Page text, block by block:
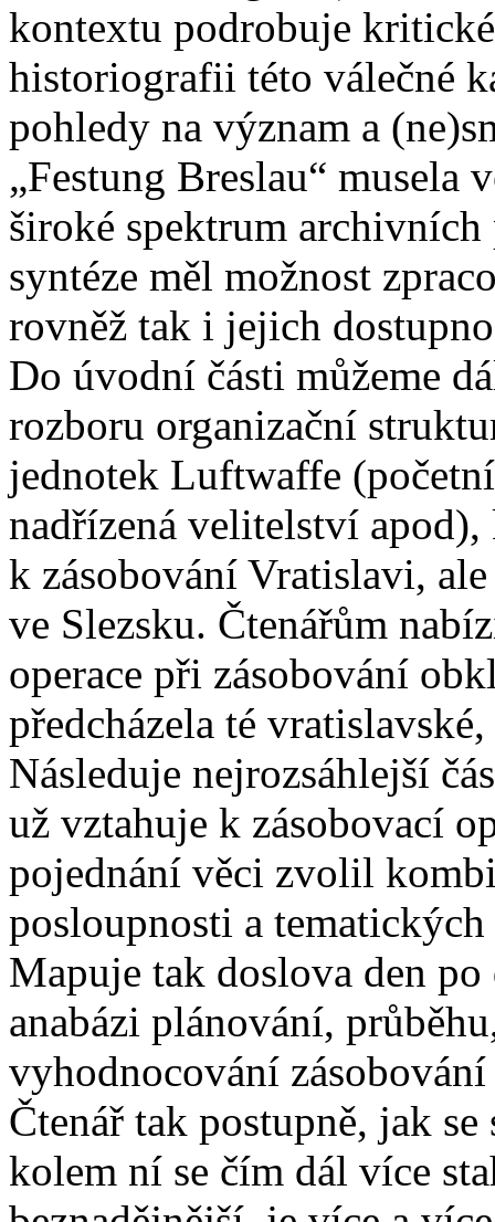
kontextu podrobuje
historiografii této válečné
pohledy na význam a
„Festung Breslau“ musela
široké spektrum
syntéze měl možnost
rovněž tak i jejich
Do úvodní části můžeme
rozboru organizační
jednotek Luftwaffe
nadřízená velitelství apod),
k zásobování Vratislavi,
ve Slezsku. Čtenářům
operace při zásobování
předcházela té
Následuje nejrozsáhlejší
už vztahuje k zásobovací
pojednání věci zvolil
posloupnosti a
Mapuje tak doslova den
anabázi plánování,
vyhodnocování
Čtenář tak postupně, jak
kolem ní se čím dál více